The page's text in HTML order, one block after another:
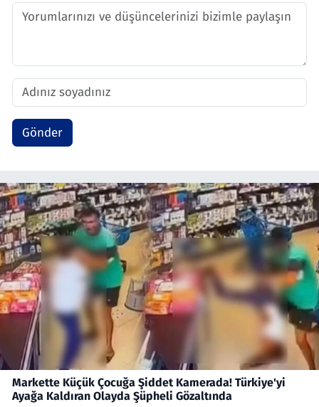
Gönder
Markette Küçük Çocuğa Şiddet Kamerada! Türkiye'yi
Ayağa Kaldıran Olayda Şüpheli Gözaltında